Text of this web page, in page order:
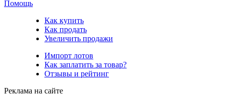
Помощь
Как купить
Как продать
Увеличить продажи
Импорт лотов
Как заплатить за товар?
Отзывы и рейтинг
Реклама на сайте